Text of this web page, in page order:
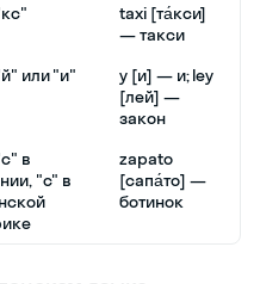
taxi [та́кси]
— такси
или "и"
y [и] — и; ley
[лей] —
закон
в
"с" в
zapato
[сапа́то] —
ботинок